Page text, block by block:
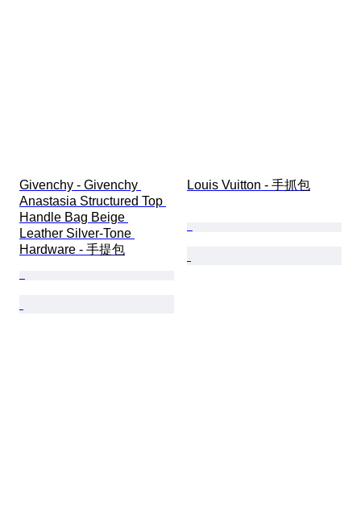
Givenchy - Givenchy
Anastasia Structured Top
Handle Bag Beige
Leather Silver-Tone
Hardware - 手提包
Louis Vuitton - 手抓包